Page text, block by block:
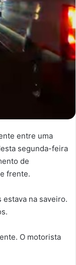
entre uma
segunda-feira
de
frente.
na saveiro.
O motorista